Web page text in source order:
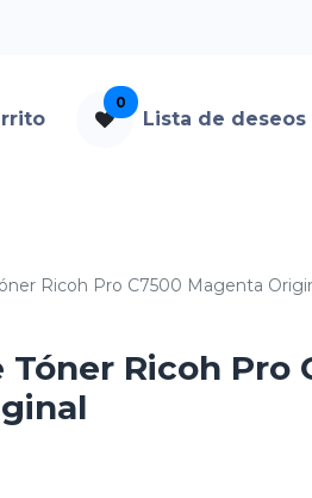
0
Lista de deseos
Ricoh Pro C7500 Magenta
Ricoh Pro